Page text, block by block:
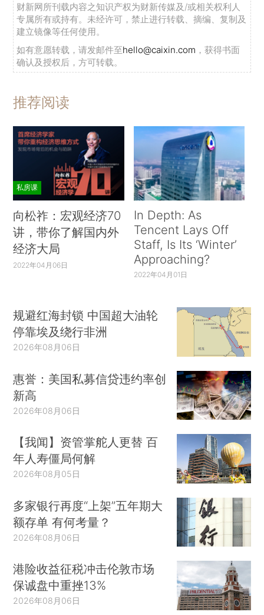
财新网所刊载内容之知识产权为财新传媒及/或相关权利人
专属所有或持有。未经许可，禁止进行转载、摘编、复制及
建立镜像等任何使用。
如有意愿转载，请发邮件至hello@caixin.com ，获得书面
确认及授权后，方可转载。
推荐阅读
私房课
向松祚：宏观经济70
讲，带你了解国内外
经济大局
2022年04月06日
In Depth: As
Tencent Lays Off
Staff, Is Its ‘Winter’
Approaching?
2022年04月01日
规避红海封锁 中国超大油轮
停靠埃及绕行非洲
2026年08月06日
惠誉：美国私募信贷违约率创
新高
2026年08月06日
【我闻】资管掌舵人更替 百
年人寿僵局何解
2026年08月05日
多家银行再度“上架”五年期大
额存单 有何考量？
2026年08月06日
港险收益征税冲击伦敦市场
保诚盘中重挫13%
2026年08月06日